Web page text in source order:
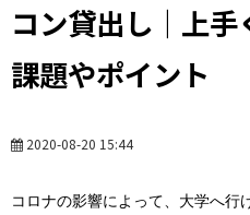
コン貸出し｜上
課題やポイント
2020-08-20 15:44
コロナの影響によって、大学へ行